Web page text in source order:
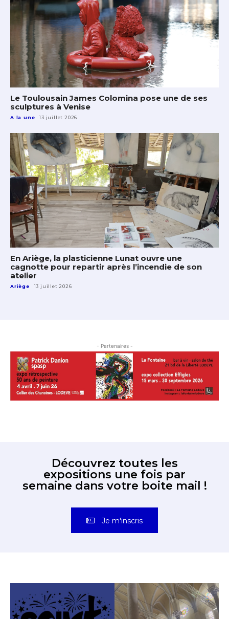
Le Toulousain James Colomina pose une de ses
sculptures à Venise
A la une 13 juillet 2026
En Ariège, la plasticienne Lunat ouvre une
cagnotte pour repartir après l’incendie de son
atelier
Ariège 13 juillet 2026
- Partenaires -
Découvrez toutes les
expositions une fois par
semaine dans votre boite mail !
Je m'inscris